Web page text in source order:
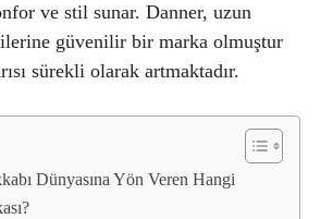
ve stil sunar. Danner, uzun
güvenilir bir marka olmuştur
sürekli olarak artmaktadır.
Dünyasına Yön Veren Hangi